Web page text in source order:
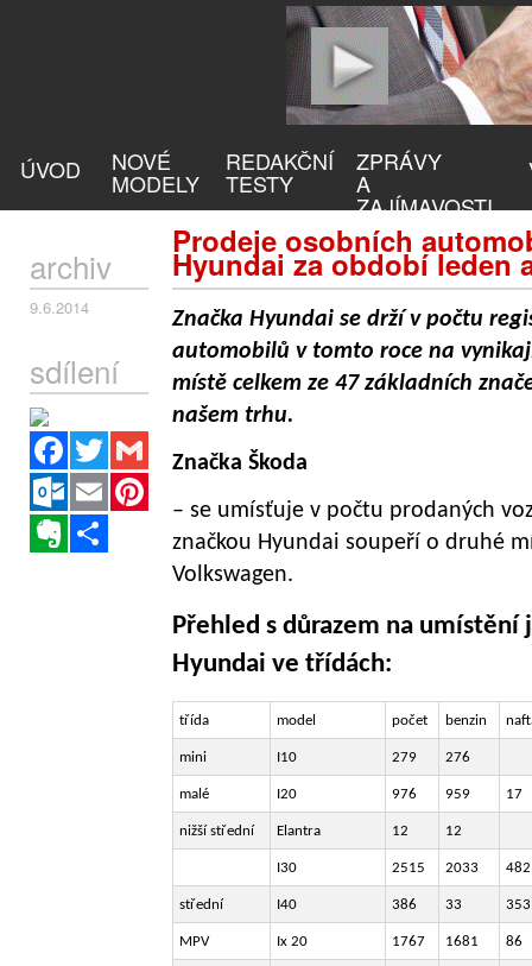
ÚVOD NOVÉ
MODELY
REDAKČNÍ
TESTY
ZPRÁVY
A
ZAJÍMAVOSTI
Prodeje osobních
Hyundai za období leden
archiv
9.6.2014
sdílení
Facebook
Twitter
Outlook.com
Email
Evernote
Značka Hyundai se drží v počtu
automobilů v tomto roce na
místě celkem ze 47 základních
našem trhu.
Značka Škoda
– se umísťuje v počtu prodaných
značkou Hyundai soupeří o druhé
Volkswagen.
Přehled s důrazem na
Hyundai ve třídách:
třída model počet benzin
mini I10 279 276
malé I20 976 959 17
nižší střední Elantra 12 12
I30 2515 2033 482
střední I40 386 33 353
MPV Ix 20 1767 1681 86